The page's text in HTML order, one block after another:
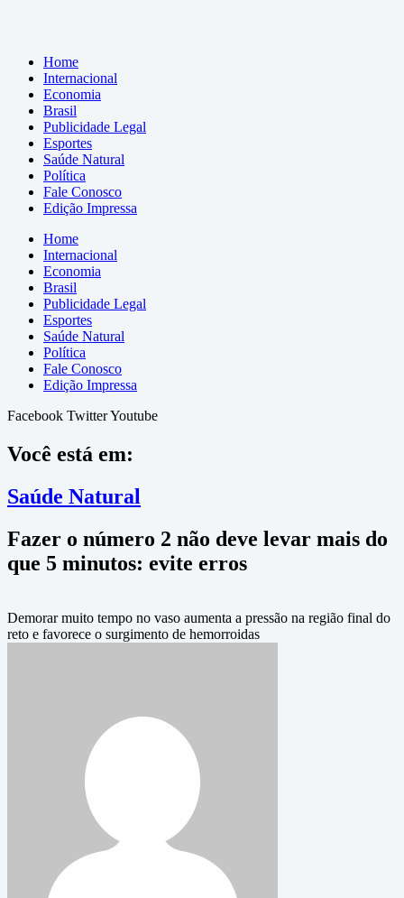
Home
Internacional
Economia
Brasil
Publicidade Legal
Esportes
Saúde Natural
Política
Fale Conosco
Edição Impressa
Home
Internacional
Economia
Brasil
Publicidade Legal
Esportes
Saúde Natural
Política
Fale Conosco
Edição Impressa
Facebook TwitterYoutube
Você está em:
Saúde Natural
Fazer o número 2 não deve levar mais do
que 5 minutos: evite erros
Demorar muito tempo no vaso aumenta a pressão na região final do
reto e favorece o surgimento de hemorroidas